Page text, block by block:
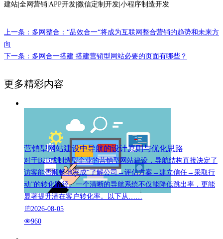
建站|全网营销|APP开发|微信定制开发|小程序制造开发
上一条：多网整合：“品效合一“将成为互联网整合营销的趋势和未来方
向
下一条：多网合一搭建 搭建营销型网站必要的页面有哪些？
更多精彩内容
营销型网站建设中导航的设计原则与优化思路
对于B2B或制造型企业的营销型网站建设，导航结构直接决定了
访客能否顺畅地完成“了解公司→评估方案→建立信任→采取行
动”的转化路径。一个清晰的导航系统不仅能降低跳出率，更能
显著提升潜在客户转化率。以下从……
2026-08-05
960